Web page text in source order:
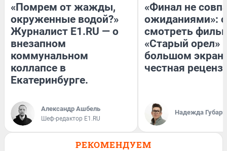
«Помрем от жажды,
окруженные водой?»
Журналист E1.RU — о
внезапном
коммунальном
коллапсе в
Екатеринбурге.
Александр Ашбель
Шеф-редактор E1.RU
«Финал не
ожиданиями»:
смотреть
«Старый орел»
большом
честная
Надежда Губарь
РЕКОМЕНДУЕМ